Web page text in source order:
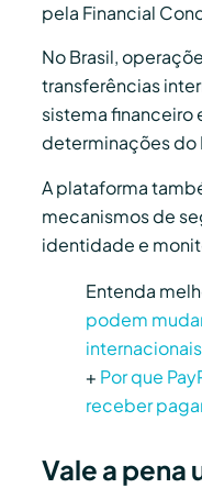
pela Financial
No Brasil,
transferências
sistema financeiro
determinações do
A plataforma
mecanismos de
identidade e
Entenda
podem
+ Por que
receber
Vale a pena